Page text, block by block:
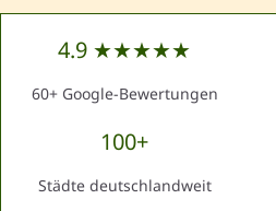
4.9 ★★★★★
60+ Google-Bewertungen
100+
Städte deutschlandweit